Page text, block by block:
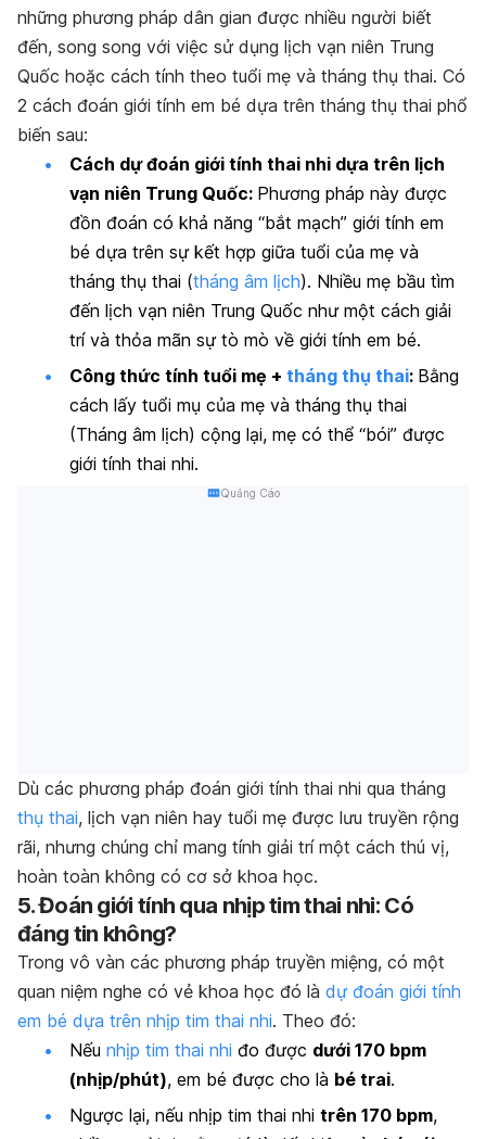
những phương pháp dân gian được nhiều người biết
đến, song song với việc sử dụng lịch vạn niên Trung
Quốc hoặc cách tính theo tuổi mẹ và tháng thụ thai. Có
2 cách đoán giới tính em bé dựa trên tháng thụ thai phổ
biến sau:
Cách dự đoán giới tính thai nhi dựa trên lịch
vạn niên Trung Quốc: Phương pháp này được
đồn đoán có khả năng “bắt mạch” giới tính em
bé dựa trên sự kết hợp giữa tuổi của mẹ và
tháng thụ thai (tháng âm lịch). Nhiều mẹ bầu tìm
đến lịch vạn niên Trung Quốc như một cách giải
trí và thỏa mãn sự tò mò về giới tính em bé.
Công thức tính tuổi mẹ + tháng thụ thai: Bằng
cách lấy tuổi mụ của mẹ và tháng thụ thai
(Tháng âm lịch) cộng lại, mẹ có thể “bói” được
giới tính thai nhi.
Quảng Cáo
Dù các phương pháp đoán giới tính thai nhi qua tháng
thụ thai, lịch vạn niên hay tuổi mẹ được lưu truyền rộng
rãi, nhưng chúng chỉ mang tính giải trí một cách thú vị,
hoàn toàn không có cơ sở khoa học.
5. Đoán giới tính qua nhịp tim thai nhi: Có
đáng tin không?
Trong vô vàn các phương pháp truyền miệng, có một
quan niệm nghe có vẻ khoa học đó là dự đoán giới tính
em bé dựa trên nhịp tim thai nhi. Theo đó:
Nếu nhịp tim thai nhi đo được dưới 170 bpm
(nhịp/phút), em bé được cho là bé trai.
Ngược lại, nếu nhịp tim thai nhi trên 170 bpm,